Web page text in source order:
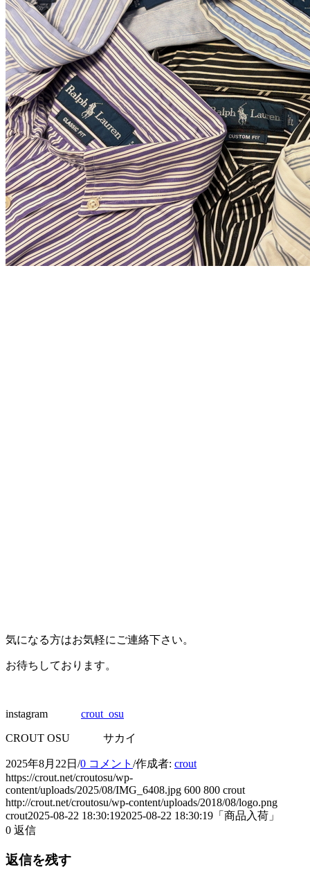
気になる方はお気軽にご連絡下さい。
お待ちしております。
instagram crout_osu
CROUT OSU サカイ
2025年8月22日 /0 コメント /作成者: crout
https://crout.net/croutosu/wp-
content/uploads/2025/08/IMG_6408.jpg 600 800 crout
http://crout.net/croutosu/wp-content/uploads/2018/08/logo.png
crout2025-08-22 18:30:192025-08-22 18:30:19 「商品入荷」
0 返信
返信を残す